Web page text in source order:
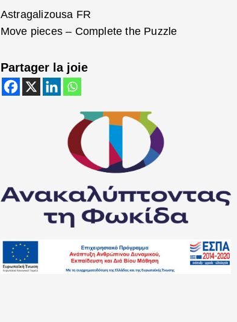
Astragalizousa FR
Move pieces – Complete the Puzzle
Partager la joie